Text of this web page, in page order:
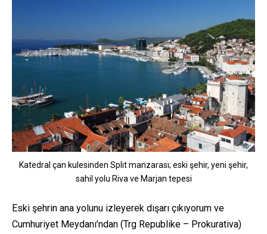
Katedral çan kulesinden Split manzarası; eski şehir, yeni şehir,
sahil yolu Riva ve Marjan tepesi
Eski şehrin ana yolunu izleyerek dışarı çıkıyorum ve
Cumhuriyet Meydanı’ndan (Trg Republike – Prokurativa)